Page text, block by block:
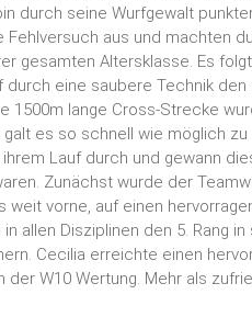
durch seine Wurfgewalt
aus und machten
gesamten Altersklasse. Es
eine saubere Technik den
1500m lange Cross-Strecke
es so schnell wie möglich
Lauf durch und gewann
Zunächst wurde der
vorne, auf einen
allen Disziplinen den 5. Rang
Cecilia erreichte einen
W10 Wertung. Mehr als